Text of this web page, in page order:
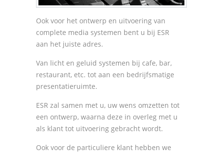
Ook voor het ontwerp en uitvoering van
complete media systemen bent u bij ESR
aan het juiste adres.
Van licht en geluid systemen bij cafe, bar,
restaurant, etc. tot aan een bedrijfsmatige
presentatieruimte.
ESR zal samen met u, uw wens omzetten tot
een ontwerp, waarna deze in overleg met u
als klant tot uitvoering gebracht wordt.
Ook voor de particuliere klant hebben we